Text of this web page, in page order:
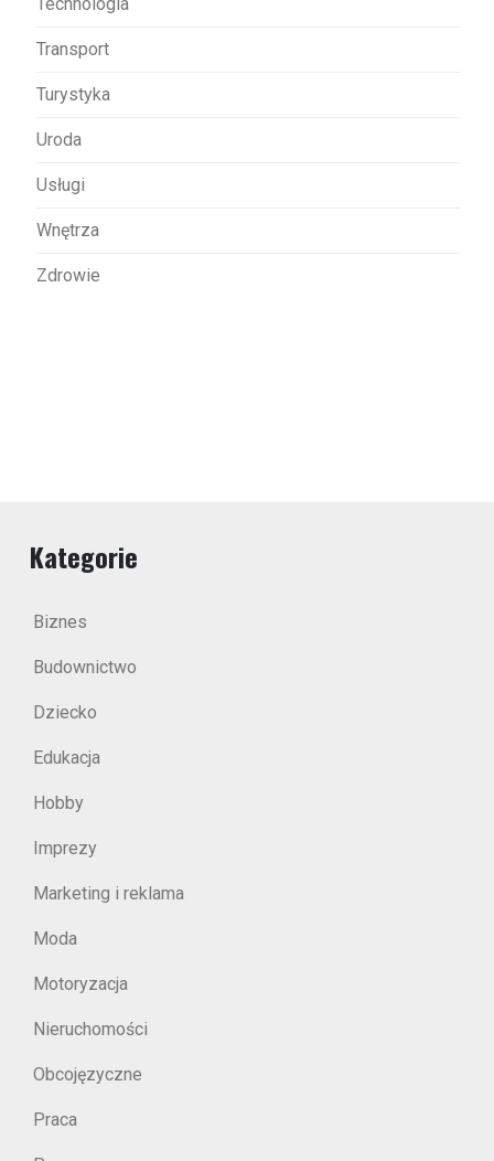
Transport
Turystyka
Uroda
Usługi
Wnętrza
Zdrowie
Kategorie
Biznes
Budownictwo
Dziecko
Edukacja
Hobby
Imprezy
Marketing i reklama
Moda
Motoryzacja
Nieruchomości
Obcojęzyczne
Praca